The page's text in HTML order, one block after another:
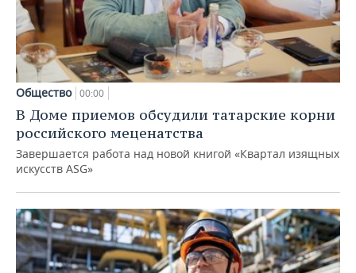
Общество 00:00
В Доме приемов обсудили татарские корни
российского меценатства
Завершается работа над новой книгой «Квартал изящных
искусств ASG»